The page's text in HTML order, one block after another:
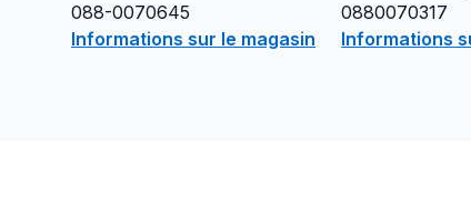
088-0070645
Informations sur le magasin
0880070317
Informations